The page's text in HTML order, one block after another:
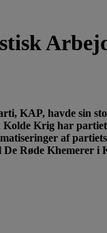
KAP, havde sin
Kolde Krig har
af
De Røde Khemerer i